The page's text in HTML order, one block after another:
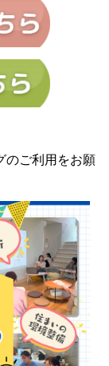
のご利用をお願